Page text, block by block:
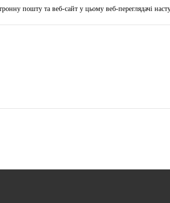
пошту та веб-сайт у цьому веб-переглядачі